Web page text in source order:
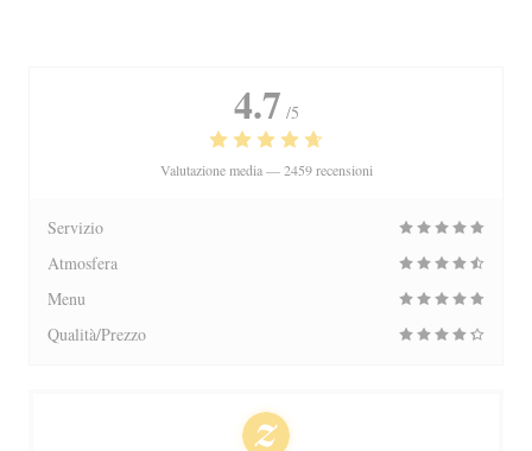
4.7 /5
Valutazione media —2459 recensioni
Servizio
Atmosfera
Menu
Qualità/Prezzo